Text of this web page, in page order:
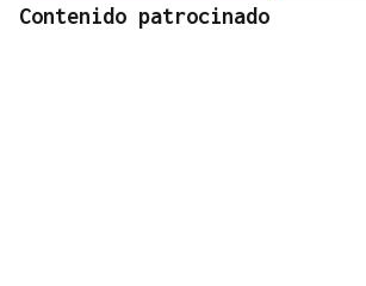
Contenido patrocinado